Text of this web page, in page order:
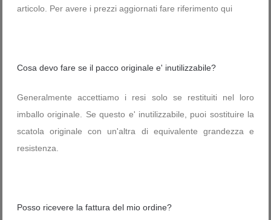
articolo. Per avere i prezzi aggiornati fare riferimento qui
Cosa devo fare se il pacco originale e' inutilizzabile?
Generalmente accettiamo i resi solo se restituiti nel loro
imballo originale. Se questo e' inutilizzabile, puoi sostituire la
scatola originale con un'altra di equivalente grandezza e
resistenza.
Posso ricevere la fattura del mio ordine?